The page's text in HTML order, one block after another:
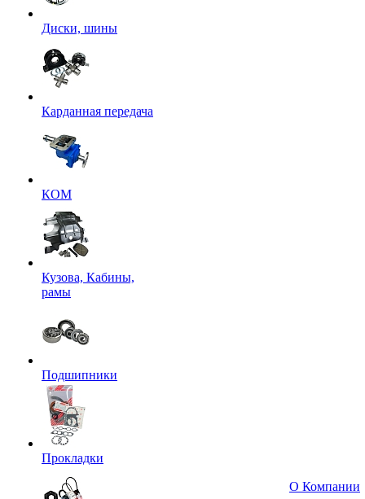
Диски, шины
Карданная передача
КОМ
Кузова, Кабины,
рамы
Подшипники
Прокладки
О Компании